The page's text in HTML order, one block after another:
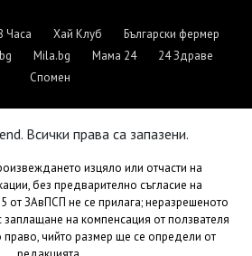
Часа Хай Клуб
Български фермер
Mila.bg Мама 24
24 Здраве
Спомен
Всички права са запазени.
изцяло или отчасти на
без предварително съгласие на
от ЗАвПСП не се прилага; неразрешеното
заплащане на компенсация от ползвателя
право, чийто размер ще се определи от